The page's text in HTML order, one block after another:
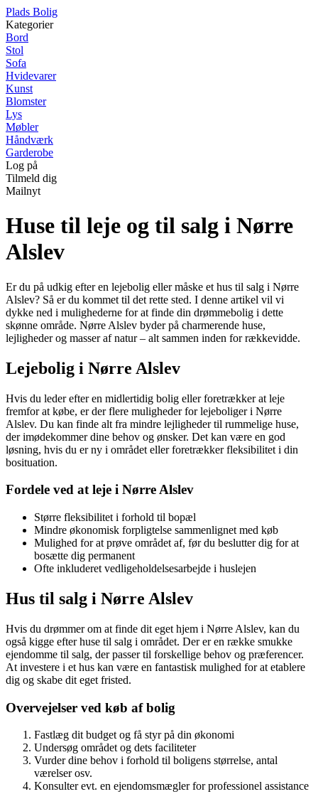
Plads Bolig
Kategorier
Bord
Stol
Sofa
Hvidevarer
Kunst
Blomster
Lys
Møbler
Håndværk
Garderobe
Log på
Tilmeld dig
Mailnyt
Huse til leje og til salg i Nørre
Alslev
Er du på udkig efter en lejebolig eller måske et hus til salg i Nørre
Alslev? Så er du kommet til det rette sted. I denne artikel vil vi
dykke ned i mulighederne for at finde din drømmebolig i dette
skønne område. Nørre Alslev byder på charmerende huse,
lejligheder og masser af natur – alt sammen inden for rækkevidde.
Lejebolig i Nørre Alslev
Hvis du leder efter en midlertidig bolig eller foretrækker at leje
fremfor at købe, er der flere muligheder for lejeboliger i Nørre
Alslev. Du kan finde alt fra mindre lejligheder til rummelige huse,
der imødekommer dine behov og ønsker. Det kan være en god
løsning, hvis du er ny i området eller foretrækker fleksibilitet i din
bosituation.
Fordele ved at leje i Nørre Alslev
Større fleksibilitet i forhold til bopæl
Mindre økonomisk forpligtelse sammenlignet med køb
Mulighed for at prøve området af, før du beslutter dig for at
bosætte dig permanent
Ofte inkluderet vedligeholdelsesarbejde i huslejen
Hus til salg i Nørre Alslev
Hvis du drømmer om at finde dit eget hjem i Nørre Alslev, kan du
også kigge efter huse til salg i området. Der er en række smukke
ejendomme til salg, der passer til forskellige behov og præferencer.
At investere i et hus kan være en fantastisk mulighed for at etablere
dig og skabe dit eget fristed.
Overvejelser ved køb af bolig
Fastlæg dit budget og få styr på din økonomi
Undersøg området og dets faciliteter
Vurder dine behov i forhold til boligens størrelse, antal
værelser osv.
Konsulter evt. en ejendomsmægler for professionel assistance